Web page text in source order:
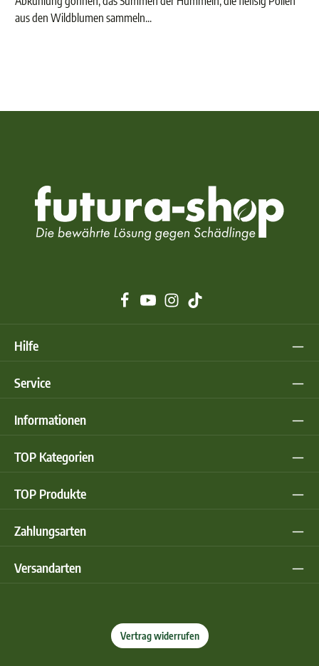
aus den Wildblumen sammeln...
Hilfe
Service
Informationen
TOP Kategorien
TOP Produkte
Zahlungsarten
Versandarten
Vertrag widerrufen